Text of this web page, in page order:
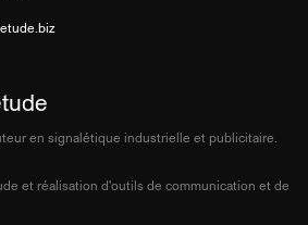
en signalétique industrielle et publicitaire.
et réalisation d'outils de communication et de